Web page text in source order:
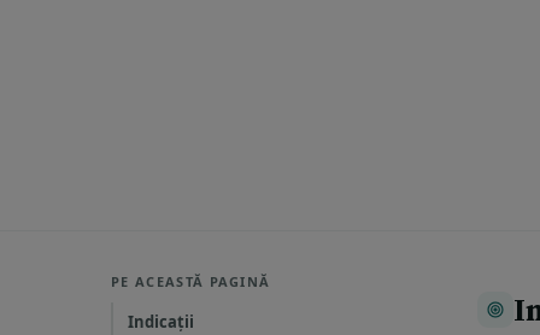
PE ACEASTĂ PAGINĂ
Indicații